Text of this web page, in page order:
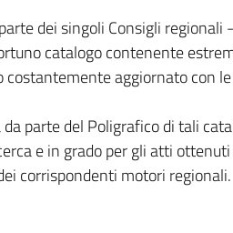
dei singoli Consigli
catalogo contenente
aggiornato con
parte del Poligrafico di tali
e in grado per gli atti
corrispondenti motori regionali.